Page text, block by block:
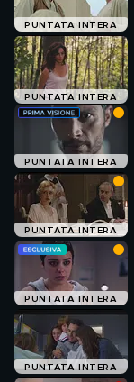
PUNTATA INTERA
PUNTATA INTERA
PUNTATA INTERA
PUNTATA INTERA
PUNTATA INTERA
PUNTATA INTERA